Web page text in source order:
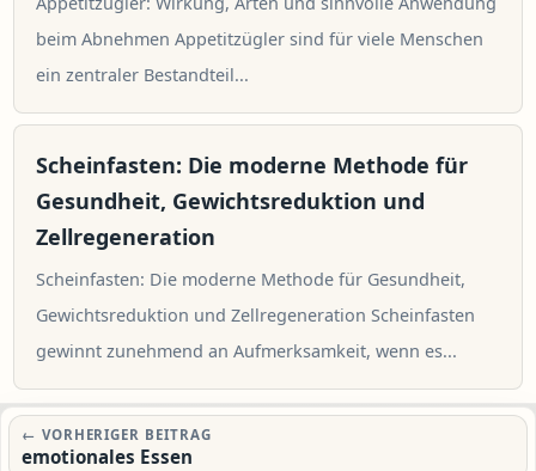
beim Abnehmen Appetitzügler sind für viele Menschen
ein zentraler Bestandteil...
Scheinfasten: Die moderne Methode für
Gesundheit, Gewichtsreduktion und
Zellregeneration
Scheinfasten: Die moderne Methode für Gesundheit,
Gewichtsreduktion und Zellregeneration Scheinfasten
gewinnt zunehmend an Aufmerksamkeit, wenn es...
Beitragsnavigation
← VORHERIGER BEITRAG
emotionales Essen